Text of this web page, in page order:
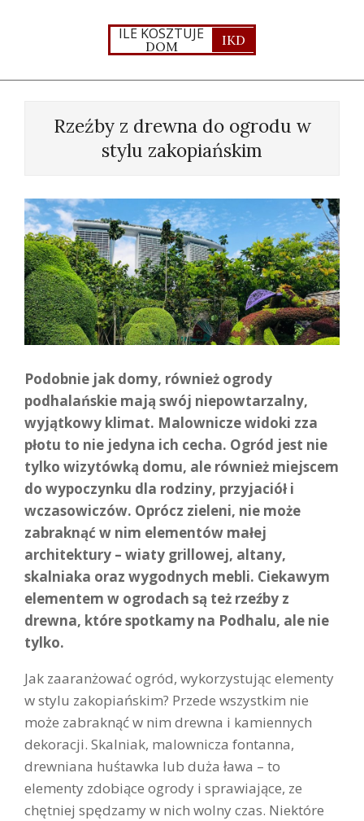
ILE KOSZTUJE
DOM IKD
Rzeźby z drewna do ogrodu w
stylu zakopiańskim
Podobnie jak domy, również ogrody
podhalańskie mają swój niepowtarzalny,
wyjątkowy klimat. Malownicze widoki zza
płotu to nie jedyna ich cecha. Ogród jest nie
tylko wizytówką domu, ale również miejscem
do wypoczynku dla rodziny, przyjaciół i
wczasowiczów. Oprócz zieleni, nie może
zabraknąć w nim elementów małej
architektury – wiaty grillowej, altany,
skalniaka oraz wygodnych mebli. Ciekawym
elementem w ogrodach są też rzeźby z
drewna, które spotkamy na Podhalu, ale nie
tylko.
Jak zaaranżować ogród, wykorzystując elementy
w stylu zakopiańskim? Przede wszystkim nie
może zabraknąć w nim drewna i kamiennych
dekoracji. Skalniak, malownicza fontanna,
drewniana huśtawka lub duża ława – to
elementy zdobiące ogrody i sprawiające, ze
chętniej spędzamy w nich wolny czas. Niektóre